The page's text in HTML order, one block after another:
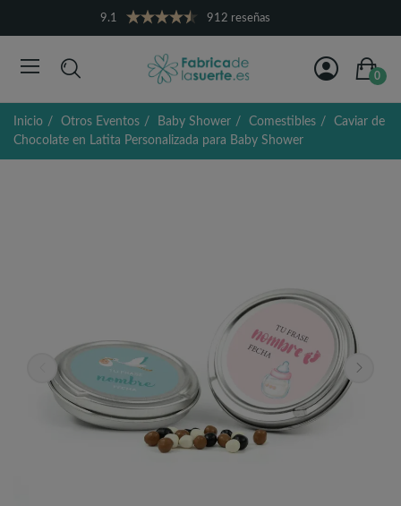
9.1 912 reseñas
0
Inicio Otros Eventos Baby Shower Comestibles
Caviar de
Chocolate en Latita Personalizada para Baby Shower